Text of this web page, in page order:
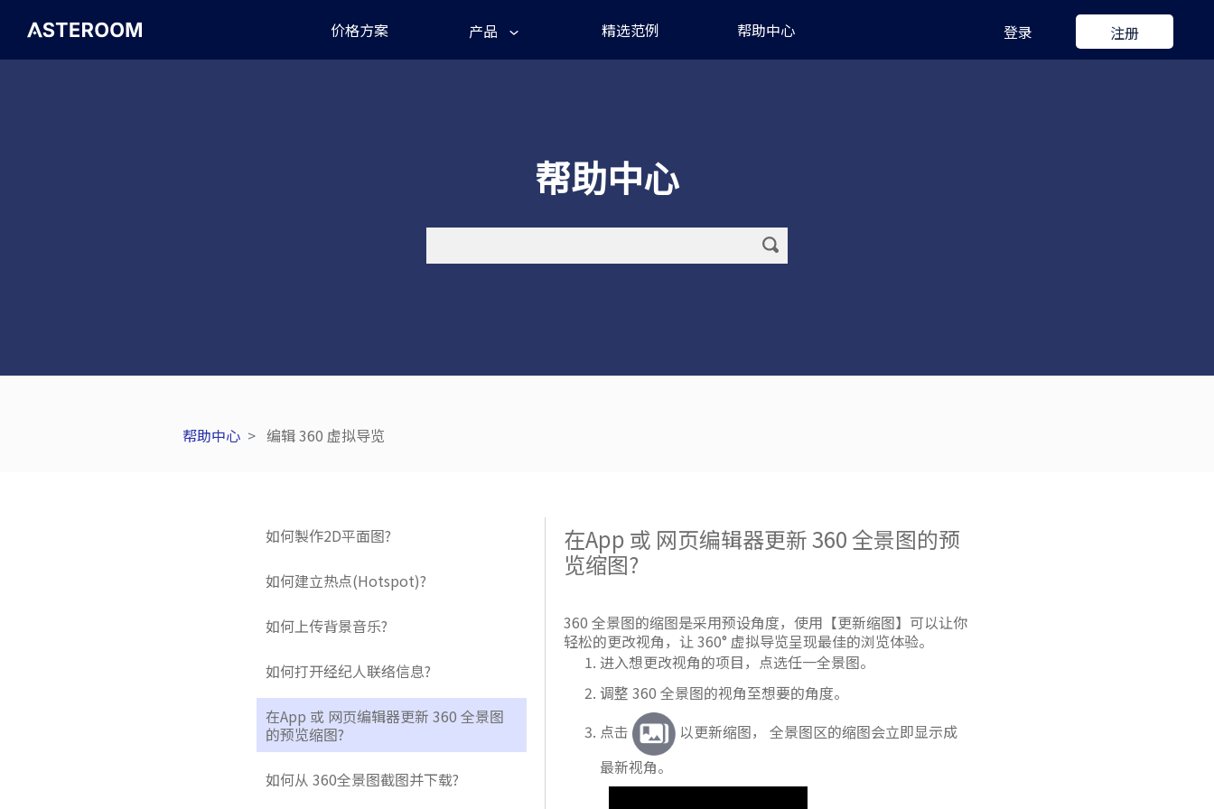
价格方案
产品 精选范例 帮助中心 登录 注册
帮助中心
帮助中心 编辑 360 虚拟导览
如何製作2D平面图?
如何建立热点(Hotspot)?
如何上传背景音乐?
如何打开经纪人联络信息?
在App 或 网页编辑器更新 360 全景图
的预览缩图?
如何从 360全景图截图并下载?
在App 或 网页编辑器更新 360 全景图的预
览缩图?
360 全景图的缩图是采用预设角度，使用【更新缩图】可以让你
轻松的更改视角，让 360° 虚拟导览呈现最佳的浏览体验。
进入想更改视角的项目，点选任一全景图。
调整 360 全景图的视角至想要的角度。
点击
以更新缩图， 全景图区的缩图会立即显示成
最新视角。